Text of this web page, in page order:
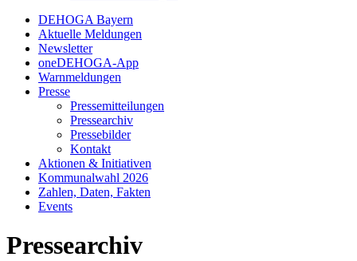
DEHOGA Bayern
Aktuelle Meldungen
Newsletter
oneDEHOGA-App
Warnmeldungen
Presse
Pressemitteilungen
Pressearchiv
Pressebilder
Kontakt
Aktionen & Initiativen
Kommunalwahl 2026
Zahlen, Daten, Fakten
Events
Pressearchiv